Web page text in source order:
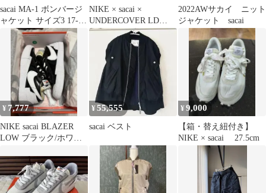
sacai MA-1 ボンバージ
ャケット サイズ3 17-
01221M
NIKE × sacai ×
UNDERCOVER LD
WAFFLE ⭐︎30㎝
2022AWサカイ ニット
ジャケット sacai
¥ 7,777
NIKE sacai BLAZER
LOW ブラック/ホワイ
¥55,555
sacai ベスト
¥9,000
【箱・替え紐付き】
NIKE × sacai 27.5cm